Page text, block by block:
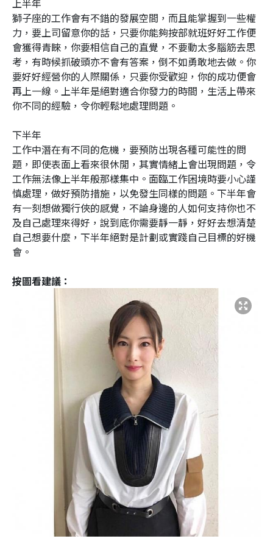
獅子座的工作會有不錯的發展空間，而且能掌握到一些權
力，要上司留意你的話，只要你能夠按部就班好好工作便
會獲得青睞，你要相信自己的直覺，不要動太多腦筋去思
考，有時候抓破頭亦不會有答案，倒不如勇敢地去做。你
要好好經營你的人際關係，只要你受歡迎，你的成功便會
再上一線。上半年是絕對適合你發力的時間，生活上帶來
你不同的經驗，令你輕鬆地處理問題。
下半年
工作中潛在有不同的危機，要預防出現各種可能性的問
題，即使表面上看來很休閒，其實情緒上會出現問題，令
工作無法像上半年般那樣集中。面臨工作困境時要小心謹
慎處理，做好預防措施，以免發生同樣的問題。下半年會
有一刻想做獨行俠的感覺，不論身邊的人如何支持你也不
及自己處理來得好，說到底你需要靜一靜，好好去想清楚
自己想要什麼，下半年絕對是計劃或實踐自己目標的好機
會。
按圖看建議：